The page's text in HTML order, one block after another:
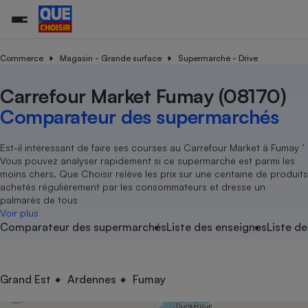
Commerce Magasin - Grande surface Supermarché - Drive
Carrefour Market Fumay (08170)
Comparateur des supermarchés
Est-il intéressant de faire ses courses au Carrefour Market à Fumay ’
Vous pouvez analyser rapidement si ce supermarché est parmi les
moins chers. Que Choisir relève les prix sur une centaine de produits
achetés régulièrement par les consommateurs et dresse un
palmarès de tous
Voir plus
Comparateur des supermarchésListe des enseignesListe
Grand Est Ardennes Fumay
Additifs
Magasin - Grande surface
Méthode de vente -
Organismes de défense
Système judiciairegratuit
Déchet
Achat - Vente - Travaux
Location
Sport
électrique
Démarche administrative
Senior
Service marchand
Train
Transport aérien
Toutes les actualités
Enquêtes
Guides d'achat
Conseils
Brèves
Tous les services
Soumettre un litige
Lettres types
Rencontrer une association locale
Tous nos combats
Nos actions
Nos grandes victoires
Les billets de la présidente
Nos associations locales
Nous rejoindre
En savoir plus sur Que Choisir Ensemble
L’association
Nos missions
Notre méthodologie
Notre financement
Nos partenaires
Nous rejoindre